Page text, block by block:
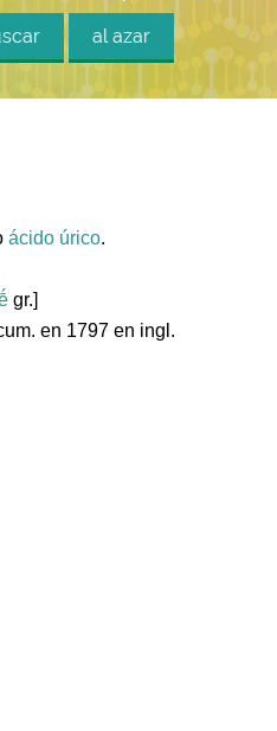
al azar
ácido úrico.
gr.]
en 1797 en ingl.